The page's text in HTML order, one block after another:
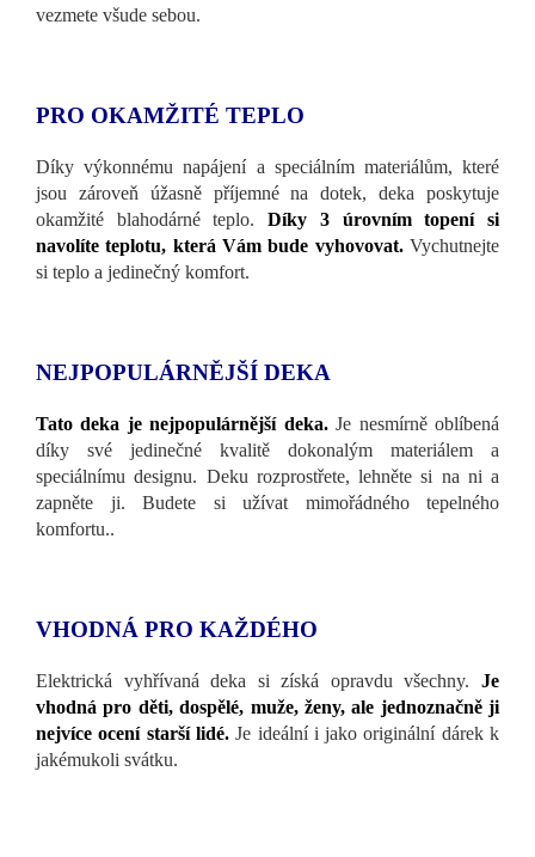
vezmete všude sebou.
PRO OKAMŽITÉ TEPLO
Díky výkonnému napájení a speciálním materiálům, které
jsou zároveň úžasně příjemné na dotek, deka poskytuje
okamžité blahodárné teplo.Díky 3 úrovním topení si
navolíte teplotu, která Vám bude vyhovovat.Vychutnejte
si teplo a jedinečný komfort.
NEJPOPULÁRNĚJŠÍ DEKA
Tato deka je nejpopulárnější deka. Je nesmírně oblíbená
díky své jedinečné kvalitě dokonalým materiálem a
speciálnímu designu. Deku rozprostřete, lehněte si na ni a
zapněte ji. Budete si užívat mimořádného tepelného
komfortu..
VHODNÁ PRO KAŽDÉHO
Elektrická vyhřívaná deka si získá opravdu všechny. Je
vhodná pro děti, dospělé, muže, ženy, ale jednoznačně ji
nejvíce ocení starší lidé.Je ideální i jako originální dárek k
jakémukoli svátku.